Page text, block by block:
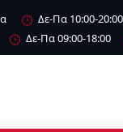
Δε-Πα 10:00-20:00
Δε-Πα 09:00-18:00